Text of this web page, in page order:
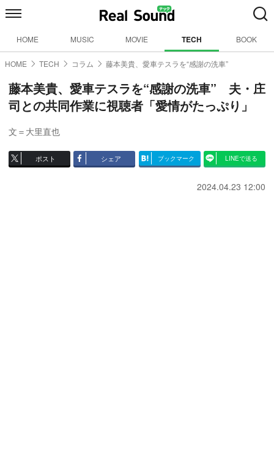
HOME MUSIC MOVIE TECH BOOK
HOME TECH コラム 藤本美貴、愛車テスラを“感謝の洗車”
藤本美貴、愛車テスラを“感謝の洗車” 夫・庄
司との共同作業に視聴者「愛情がたっぷり」
文＝大里直也
ポスト シェア ブックマーク LINEで送る
2024.04.23 12:00